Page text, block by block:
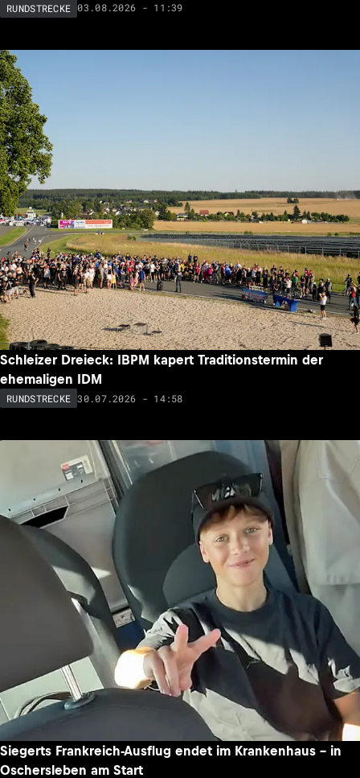
RUNDSTRECKE 03.08.2026 - 11:39
Schleizer Dreieck: IBPM kapert Traditionstermin der
ehemaligen IDM
RUNDSTRECKE 30.07.2026 - 14:58
Siegerts Frankreich-Ausflug endet im Krankenhaus – in
Oschersleben am Start